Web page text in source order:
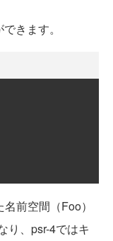
きます。
前空間（Foo）
り、psr-4ではキ